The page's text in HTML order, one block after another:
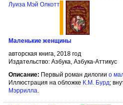
Луиза Мэй Олкотт
Маленькие женщины
авторская книга, 2018 год
Издательство: Азбука, Азбука-Аттикус
Описание: Первый роман дилогии о
Иллюстрация на обложке К.М. Бурд;
Мэррилла.